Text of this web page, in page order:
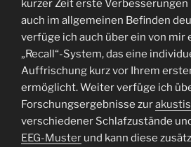
kurzer Zeit erste Verbesserungen
auch im allgemeinen Befinden
verfüge ich auch über ein von mir
„Recall“-System, das eine
Auffrischung kurz vor Ihrem
ermöglicht. Weiter verfüge ich
Forschungsergebnisse zur
verschiedener Schlafzustände
EEG-Muster und kann diese